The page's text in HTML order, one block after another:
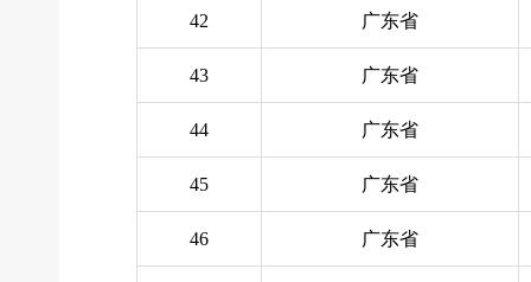
42 广东省
43 广东省
44 广东省
45 广东省
46 广东省